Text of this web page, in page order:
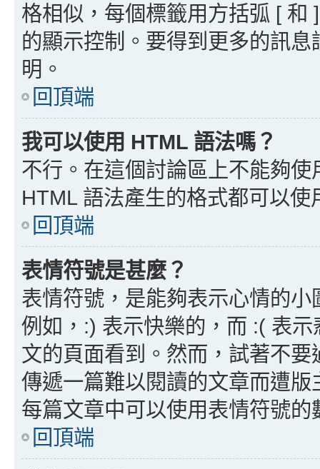
格相似，每個標籤用方括弧 [ 和
的顯示控制。要得到更多的訊
明。
回頂端
我可以使用 HTML 語法嗎？
不行。在這個討論區上不能夠
HTML 語法產生的格式都可以
回頂端
表情符號是甚麼？
表情符號，是能夠表示心情的
例如，:) 表示快樂的，而 :( 表
文的頁面看到。然而，試著不
傳遞一篇難以閱讀的文章而遭
每篇文章中可以使用表情符號的
回頂端